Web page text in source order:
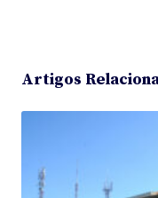
Artigos